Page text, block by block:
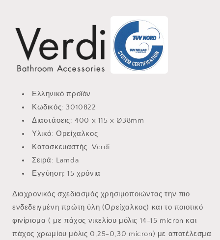
Ελληνικό προϊόν
Κωδικός: 3010822
Διαστάσεις: 400 x 115 x Ø38mm
Υλικό: Ορείχαλκος
Κατασκευαστής: Verdi
Σειρά: Lamda
Εγγύηση: 15 χρόνια
Διαχρονικός σχεδιασμός χρησιμοποιώντας την πιο
ενδεδειγμένη πρώτη ύλη (Ορείχαλκος) και το ποιοτικό
φινίρισμα ( με πάχος νικελίου μόλις 14-15 micron και
πάχος χρωμίου μόλις 0,25-0,30 micron) με αποτέλεσμα